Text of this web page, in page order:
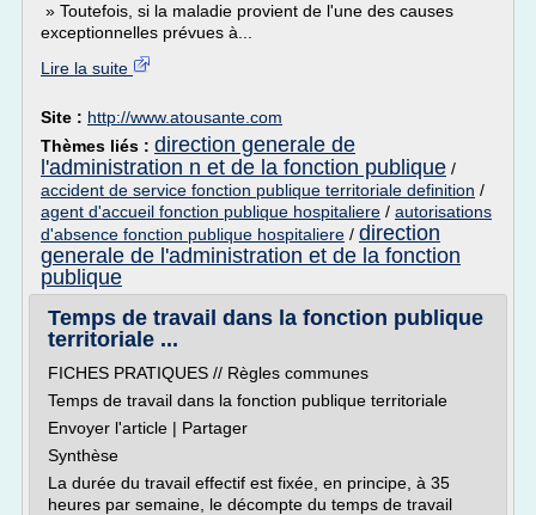
» Toutefois, si la maladie provient de l'une des causes
exceptionnelles prévues à...
Lire la suite
Site : http://www.atousante.com
Thèmes liés : direction generale de
l'administration n et de la fonction publique /
accident de service fonction publique territoriale definition /
agent d'accueil fonction publique hospitaliere / autorisations
d'absence fonction publique hospitaliere / direction
generale de l'administration et de la fonction
publique
Temps de travail dans la fonction publique
territoriale ...
FICHES PRATIQUES // Règles communes
Temps de travail dans la fonction publique territoriale
Envoyer l'article | Partager
Synthèse
La durée du travail effectif est fixée, en principe, à 35
heures par semaine, le décompte du temps de travail